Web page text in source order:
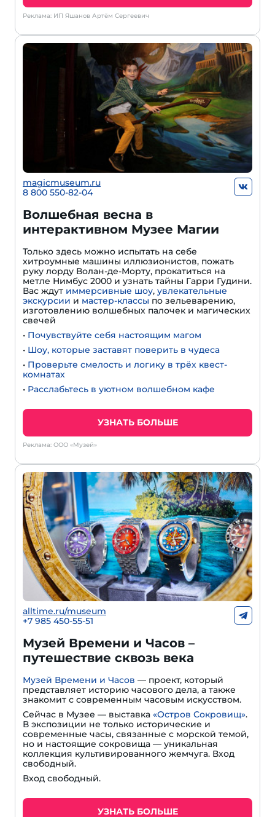
Реклама: ИП Яшанов Артём Сергеевич
magicmuseum.ru
8 800 550-82-04
Волшебная весна в
интерактивном Музее Магии
Только здесь можно испытать на себе
хитроумные машины иллюзионистов, пожать
руку лорду Волан-де-Морту, прокатиться на
метле Нимбус 2000 и узнать тайны Гарри Гудини.
Вас ждут иммерсивные шоу, увлекательные
экскурсии и мастер-классы по зельеварению,
изготовлению волшебных палочек и магических
свечей
• Почувствуйте себя настоящим магом
• Шоу, которые заставят поверить в чудеса
• Проверьте смелость и логику в трёх квест-
комнатах
• Расслабьтесь в уютном волшебном кафе
УЗНАТЬ БОЛЬШЕ
Реклама: ООО «Музей»
alltime.ru/museum
+7 985 450-55-51
Музей Времени и Часов –
путешествие сквозь века
Музей Времени и Часов — проект, который
представляет историю часового дела, а также
знакомит с современным часовым искусством.
Сейчас в Музее — выставка «Остров Сокровищ».
В экспозиции не только исторические и
современные часы, связанные с морской темой,
но и настоящие сокровища — уникальная
коллекция культивированного жемчуга. Вход
свободный.
Вход свободный.
УЗНАТЬ БОЛЬШЕ